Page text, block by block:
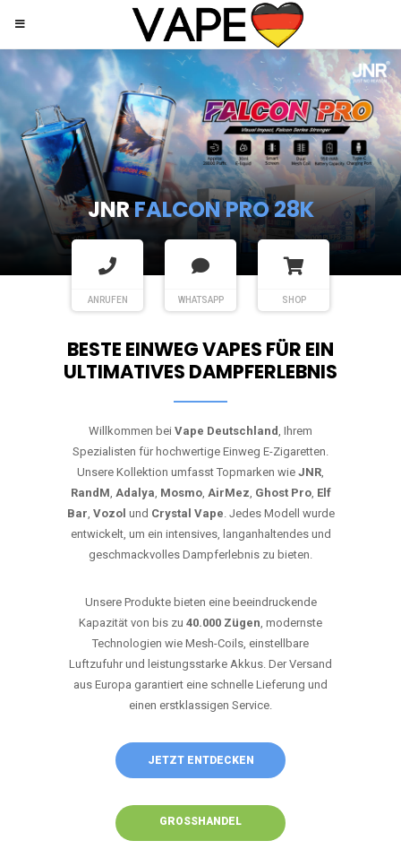
JNRSHISHA HOOKAH MAX
ANRUFEN WHATSAPP SHOP
BESTE EINWEG VAPES FÜR EIN
ULTIMATIVES DAMPFERLEBNIS
Willkommen bei Vape Deutschland, Ihrem
Spezialisten für hochwertige Einweg E-Zigaretten.
Unsere Kollektion umfasst Topmarken wie JNR,
RandM, Adalya, Mosmo, AirMez, Ghost Pro, Elf
Bar, Vozol und Crystal Vape. Jedes Modell wurde
entwickelt, um ein intensives, langanhaltendes und
geschmackvolles Dampferlebnis zu bieten.
Unsere Produkte bieten eine beeindruckende
Kapazität von bis zu 40.000 Zügen, modernste
Technologien wie Mesh-Coils, einstellbare
Luftzufuhr und leistungsstarke Akkus. Der Versand
aus Europa garantiert eine schnelle Lieferung und
einen erstklassigen Service.
JETZT ENTDECKEN
GROSSHANDEL